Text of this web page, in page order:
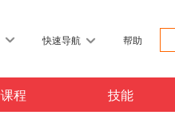
快速导航 帮助
程 技能